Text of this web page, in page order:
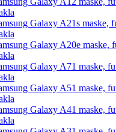
Galaxy A21s maske,
Galaxy A20e maske,
Galaxy A71 maske,
Galaxy A51 maske,
Galaxy A41 maske,